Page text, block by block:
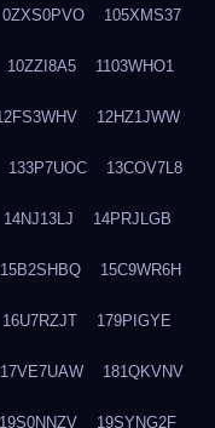
0ZXS0PVO 105XMS37
10ZZI8A5 1103WHO1
12HZ1JWW
133P7UOC 13COV7L8
14NJ13LJ 14PRJLGB
15B2SHBQ 15C9WR6H
16U7RZJT 179PIGYE
17VE7UAW 181QKVNV
19S0NNZV 19SYNG2F